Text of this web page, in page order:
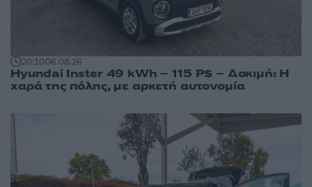
20:1006.08.26
Hyundai Inster 49 kWh – 115 PS – Δοκιμή: Η
χαρά της πόλης, με αρκετή αυτονομία